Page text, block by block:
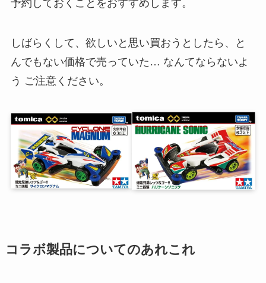
予約しておくことをおすすめします。
しばらくして、欲しいと思い買おうとしたら、と
んでもない価格で売っていた… なんてならないよ
う ご注意ください。
コラボ製品についてのあれこれ